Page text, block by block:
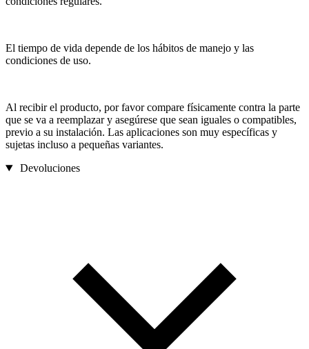
El tiempo de vida depende de los hábitos de manejo y las
condiciones de uso.
Al recibir el producto, por favor compare físicamente contra la parte
que se va a reemplazar y asegúrese que sean iguales o compatibles,
previo a su instalación. Las aplicaciones son muy específicas y
sujetas incluso a pequeñas variantes.
Devoluciones